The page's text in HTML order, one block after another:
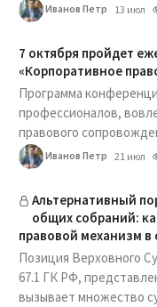
Иванов Петр 13 июл
7 октября пройдет
«Корпоративное
Программа
профессионалов,
правового
Иванов Петр 21 июл
Альтернативный
общих собраний:
правовой механизм в
Позиция Верховного
67.1 ГК РФ,
вызывает множество